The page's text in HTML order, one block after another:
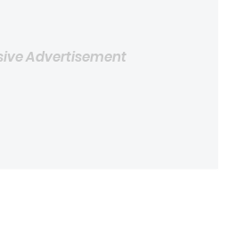
Advertisement